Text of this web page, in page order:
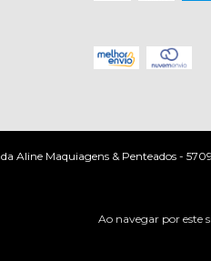
Ao navegar por este
Aline Maquiagens & Penteados -